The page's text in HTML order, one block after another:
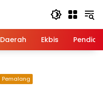
Daerah Ekbis
Pemalang